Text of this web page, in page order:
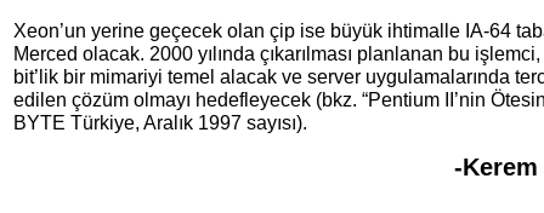
Xeon’un yerine geçecek olan çip ise büyük ihtimalle IA-64
Merced olacak. 2000 yılında çıkarılması planlanan bu
bit’lik bir mimariyi temel alacak ve server uygulamalarında
edilen çözüm olmayı hedefleyecek (bkz. “Pentium II’nin
BYTE Türkiye, Aralık 1997 sayısı).
-